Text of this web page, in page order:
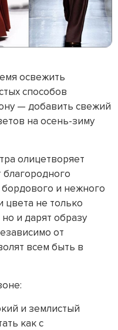
освежить
способов
— добавить свежий
на осень-зиму
олицетворяет
и нежного
цвета не только
и дарят образу
от
всем быть в
и землистый
как с